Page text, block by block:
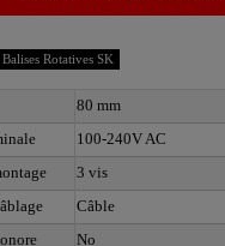
Balises Rotatives SK
80 mm
100-240V AC
3 vis
Câble
No